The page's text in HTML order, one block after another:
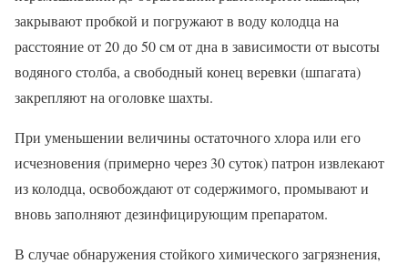
закрывают пробкой и погружают в воду колодца на
расстояние от 20 до 50 см от дна в зависимости от высоты
водяного столба, а свободный конец веревки (шпагата)
закрепляют на оголовке шахты.
При уменьшении величины остаточного хлора или его
исчезновения (примерно через 30 суток) патрон извлекают
из колодца, освобождают от содержимого, промывают и
вновь заполняют дезинфицирующим препаратом.
В случае обнаружения стойкого химического загрязнения,